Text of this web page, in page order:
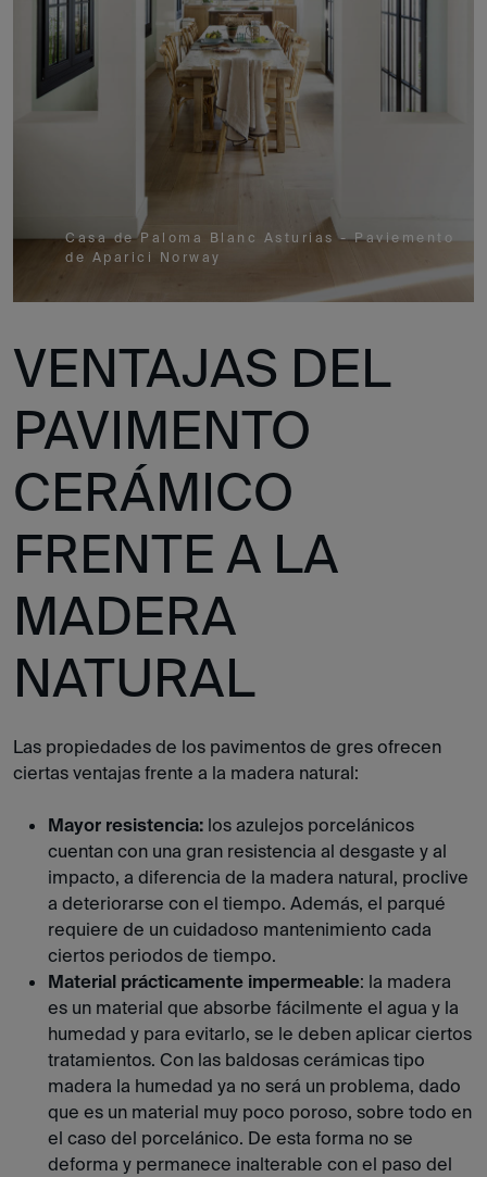
Casa de Paloma Blanc Asturias - Paviemento
de Aparici Norway
VENTAJAS DEL
PAVIMENTO
CERÁMICO
FRENTE A LA
MADERA
NATURAL
Las propiedades de los pavimentos de gres ofrecen
ciertas ventajas frente a la madera natural:
Mayor resistencia: los azulejos porcelánicos
cuentan con una gran resistencia al desgaste y al
impacto, a diferencia de la madera natural, proclive
a deteriorarse con el tiempo. Además, el parqué
requiere de un cuidadoso mantenimiento cada
ciertos periodos de tiempo.
Material prácticamente impermeable: la madera
es un material que absorbe fácilmente el agua y la
humedad y para evitarlo, se le deben aplicar ciertos
tratamientos. Con las baldosas cerámicas tipo
madera la humedad ya no será un problema, dado
que es un material muy poco poroso, sobre todo en
el caso del porcelánico. De esta forma no se
deforma y permanece inalterable con el paso del